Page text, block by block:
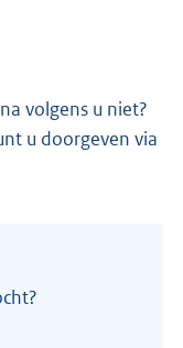
volgens u niet?
u doorgeven via